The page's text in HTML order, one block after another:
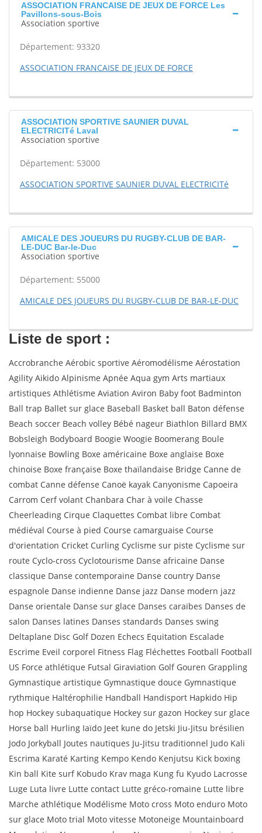
ASSOCIATION FRANCAISE DE JEUX DE FORCE Les
Pavillons-sous-Bois
Association sportive
Département: 93320
ASSOCIATION FRANCAISE DE JEUX DE FORCE
ASSOCIATION SPORTIVE SAUNIER DUVAL
ELECTRICITé Laval
Association sportive
Département: 53000
ASSOCIATION SPORTIVE SAUNIER DUVAL ELECTRICITé
AMICALE DES JOUEURS DU RUGBY-CLUB DE BAR-
LE-DUC Bar-le-Duc
Association sportive
Département: 55000
AMICALE DES JOUEURS DU RUGBY-CLUB DE BAR-LE-DUC
Liste de sport :
Accrobranche Aérobic sportive Aéromodélisme Aérostation
Agility Aikido Alpinisme Apnée Aqua gym Arts martiaux
artistiques Athlétisme Aviation Aviron Baby foot Badminton
Ball trap Ballet sur glace Baseball Basket ball Baton défense
Beach soccer Beach volley Bébé nageur Biathlon Billard BMX
Bobsleigh Bodyboard Boogie Woogie Boomerang Boule
lyonnaise Bowling Boxe américaine Boxe anglaise Boxe
chinoise Boxe française Boxe thaïlandaise Bridge Canne de
combat Canne défense Canoë kayak Canyonisme Capoeira
Carrom Cerf volant Chanbara Char à voile Chasse
Cheerleading Cirque Claquettes Combat libre Combat
médiéval Course à pied Course camarguaise Course
d'orientation Cricket Curling Cyclisme sur piste Cyclisme sur
route Cyclo-cross Cyclotourisme Danse africaine Danse
classique Danse contemporaine Danse country Danse
espagnole Danse indienne Danse jazz Danse modern jazz
Danse orientale Danse sur glace Danses caraïbes Danses de
salon Danses latines Danses standards Danses swing
Deltaplane Disc Golf Dozen Echecs Equitation Escalade
Escrime Eveil corporel Fitness Flag Fléchettes Football Football
US Force athlétique Futsal Giraviation Golf Gouren Grappling
Gymnastique artistique Gymnastique douce Gymnastique
rythmique Haltérophilie Handball Handisport Hapkido Hip
hop Hockey subaquatique Hockey sur gazon Hockey sur glace
Horse ball Hurling Iaïdo Jeet kune do Jetski Jiu-Jitsu brésilien
Jodo Jorkyball Joutes nautiques Ju-Jitsu traditionnel Judo Kali
Escrima Karaté Karting Kempo Kendo Kenjutsu Kick boxing
Kin ball Kite surf Kobudo Krav maga Kung fu Kyudo Lacrosse
Luge Luta livre Lutte contact Lutte gréco-romaine Lutte libre
Marche athlétique Modélisme Moto cross Moto enduro Moto
sur glace Moto trial Moto vitesse Motoneige Mountainboard